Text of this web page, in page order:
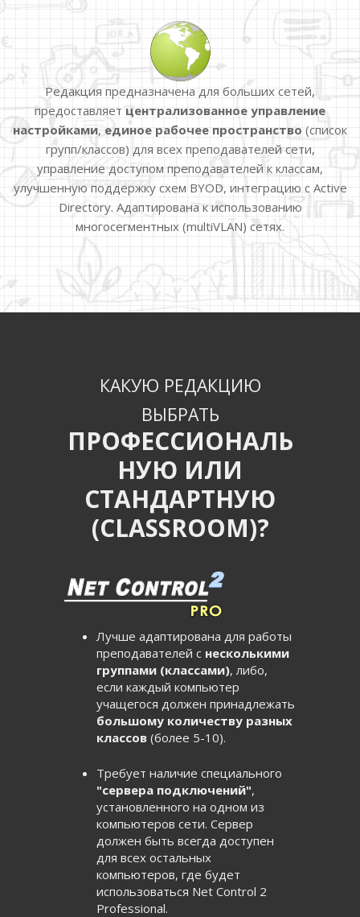
Редакция предназначена для больших сетей,
предоставляетцентрализованное управление
настройками, единое рабочее пространство (список
групп/классов) для всех преподавателей сети,
управление доступом преподавателей к классам,
улучшенную поддержку схем BYOD, интеграцию с Active
Directory. Адаптирована к использованию
многосегментных (multiVLAN) сетях.
КАКУЮ РЕДАКЦИЮ
ВЫБРАТЬ
ПРОФЕССИОНАЛЬ
НУЮ ИЛИ
СТАНДАРТНУЮ
(CLASSROOM)?
Лучше адаптирована для работы
преподавателей с несколькими
группами (классами), либо,
если каждый компьютер
учащегося должен принадлежать
большому количеству разных
классов (более 5-10).
Требует наличие специального
"сервера подключений",
установленного на одном из
компьютеров сети. Сервер
должен быть всегда доступен
для всех остальных
компьютеров, где будет
использоваться Net Control 2
Professional.